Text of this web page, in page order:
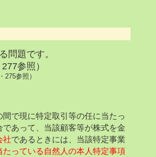
問題です。
参照）
275参照）
で現に特定取引等の任に当たっ
あって、当該顧客等が株式を金
社であるときには、当該特定事業
っている自然人の本人特定事項